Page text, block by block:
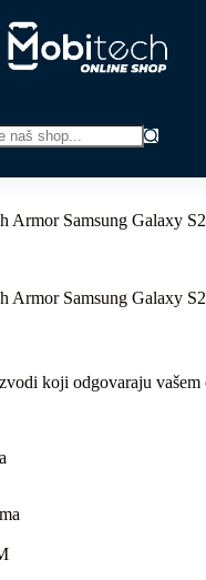
Armor Samsung Galaxy
Armor Samsung Galaxy
koji odgovaraju vašem